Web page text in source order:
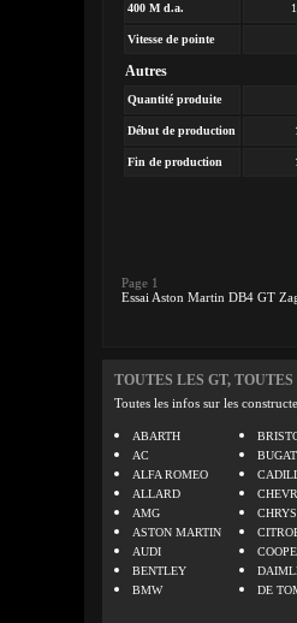
400 M d.a.
Vitesse de pointe
Autres
Quantité produite
Début de production
Fin de production
Page 1
Essai Aston Martin DB4 GT
TOUTES LES GT,
Toutes les infos sur les
ABARTH
AC
ALFA ROMEO
ALLARD
AMG
ASTON MARTIN
AUDI
BENTLEY
BMW
DE